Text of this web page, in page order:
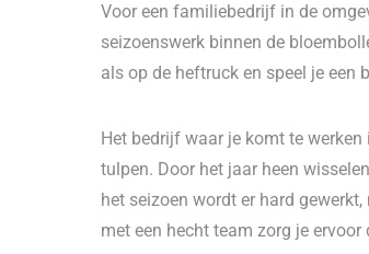
Voor een familiebedrijf in de
seizoenswerk binnen de
als op de heftruck en speel je een
Het bedrijf waar je komt te
tulpen. Door het jaar heen
het seizoen wordt er hard
met een hecht team zorg je